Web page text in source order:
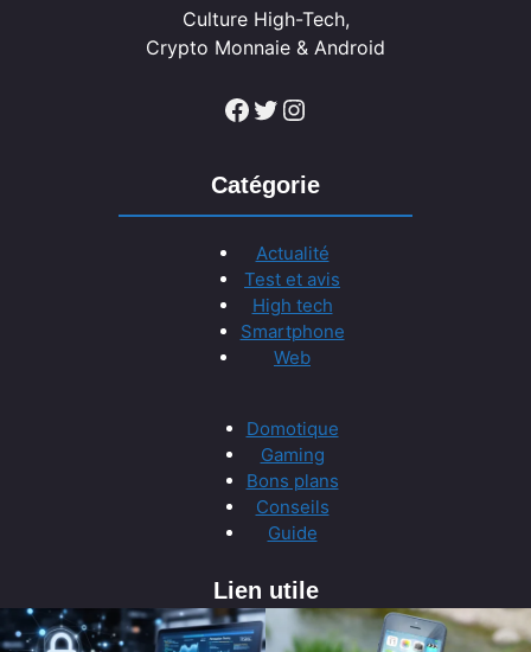
Culture High-Tech,
Crypto Monnaie & Android
Facebook Twitter Instagram
Catégorie
Actualité
Test et avis
High tech
Smartphone
Web
Domotique
Gaming
Bons plans
Conseils
Guide
Lien utile